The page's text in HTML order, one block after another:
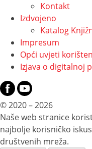
Kontakt
Izdvojeno
Katalog
Impresum
Opći uvjeti
Izjava o digitalnoj
© 2020 – 2026
Naše web stranice
najbolje korisničko
društvenih mreža.